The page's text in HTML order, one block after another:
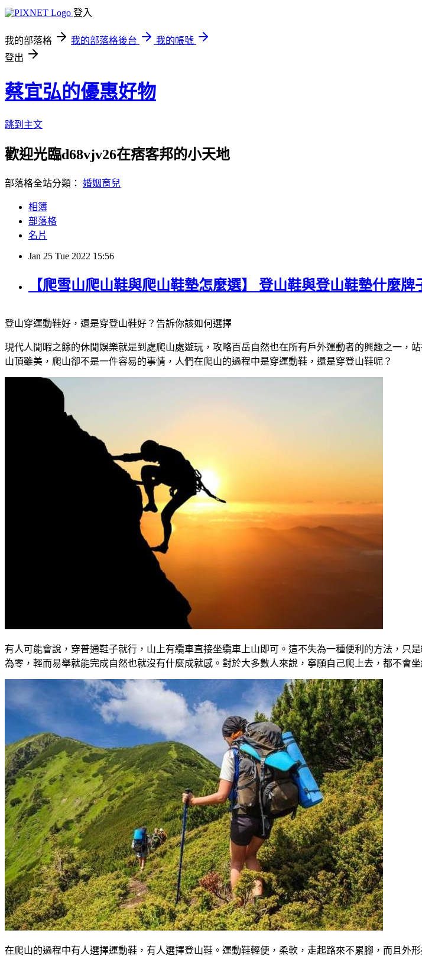
登入
我的部落格 我的部落格後台
我的帳號
登出
蔡宜弘的優惠好物
跳到主文
歡迎光臨d68vjv26在痞客邦的小天地
部落格全站分類： 婚姻育兒
相簿
部落格
名片
Jan 25 Tue 2022 15:56
【爬雪山爬山鞋與爬山鞋墊怎麼選】 登山鞋與登山鞋墊什麼
登山穿運動鞋好，還是穿登山鞋好？告訴你該如何選擇
現代人閒暇之餘的休閒娛樂就是到處爬山處遊玩，攻略百岳自然也在所有戶外運動者的興趣之一，
山頂雖美，爬山卻不是一件容易的事情，人們在爬山的過程中是穿運動鞋，還是穿登山鞋呢？
有人可能會說，穿普通鞋子就行，山上有纜車直接坐纜車上山即可。這不失為一種便利的方法，
為零，輕而易舉就能完成自然也就沒有什麼成就感。對於大多數人來說，寧願自己爬上去，都不會
在爬山的過程中有人選擇運動鞋，有人選擇登山鞋。運動鞋輕便，柔軟，走起路來不累腳，而且外